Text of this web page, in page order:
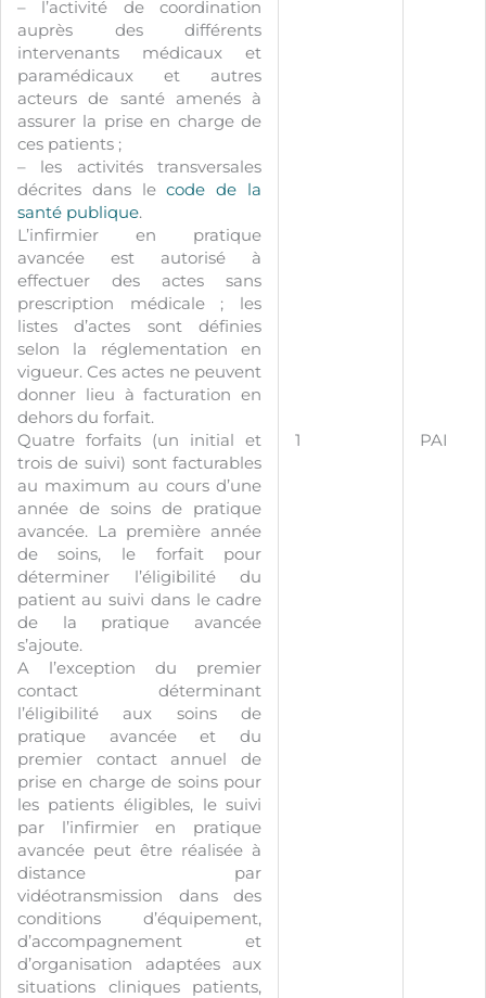
– l’activité de coordination
auprès des différents
intervenants médicaux et
paramédicaux et autres
acteurs de santé amenés à
assurer la prise en charge de
ces patients ;
– les activités transversales
décrites dans lecode de la
santé publique.
L’infirmier en pratique
avancée est autorisé à
effectuer des actes sans
prescription médicale ; les
listes d’actes sont définies
selon la réglementation en
vigueur. Ces actes ne peuvent
donner lieu à facturation en
dehors du forfait.
Quatre forfaits (un initial et
trois de suivi) sont facturables
au maximum au cours d’une
année de soins de pratique
avancée. La première année
de soins, le forfait pour
déterminer l’éligibilité du
patient au suivi dans le cadre
de la pratique avancée
s’ajoute.
A l’exception du premier
contact déterminant
l’éligibilité aux soins de
pratique avancée et du
premier contact annuel de
prise en charge de soins pour
les patients éligibles, le suivi
par l’infirmier en pratique
avancée peut être réalisée à
distance par
vidéotransmission dans des
conditions d’équipement,
d’accompagnement et
d’organisation adaptées aux
situations cliniques patients,
1 PAI